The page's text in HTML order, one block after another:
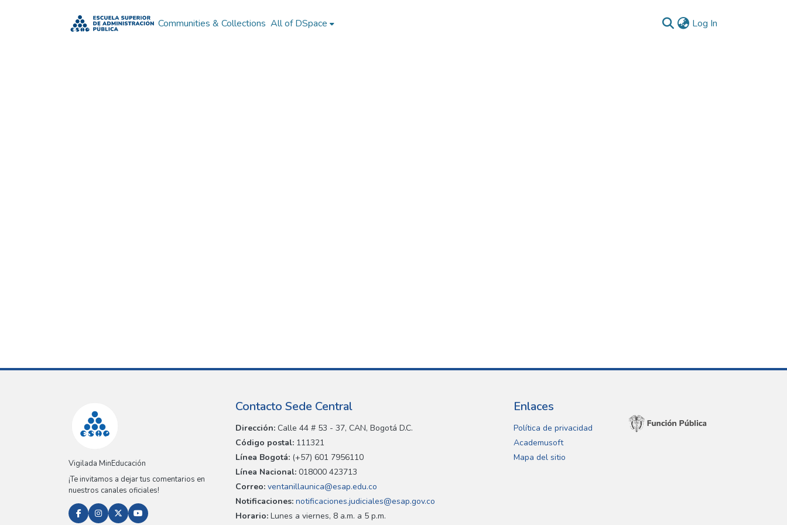
Communities & Collections All of DSpace Log In
Vigilada MinEducación
¡Te invitamos a dejar tus comentarios en
nuestros canales oficiales!
Contacto Sede Central
Dirección: Calle 44 # 53 - 37, CAN, Bogotá D.C.
Código postal: 111321
Línea Bogotá: (+57) 601 7956110
Línea Nacional: 018000 423713
Correo: ventanillaunica@esap.edu.co
Notificaciones: notificaciones.judiciales@esap.gov.co
Horario: Lunes a viernes, 8 a.m. a 5 p.m.
Enlaces
Política de privacidad
Academusoft
Mapa del sitio